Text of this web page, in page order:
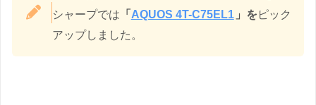
シャープでは 「 AQUOS 4T-C75EL1 」を ピック
アップしました。